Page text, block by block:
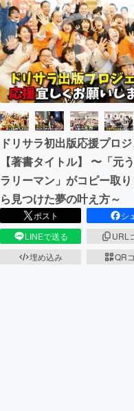
アート・写真
テクノロジー
映像・映画
ビジネス・起業
まちづくり・
CAMPFIRE for
CAMPFIREふるさ
ドリサラ初出版応援プロ
【著書タイトル】 〜「元
ラリーマン」がコピー取
ら見つけた夢の叶え方～
ポスト
シ
LINEで送る
URL
埋め込み
QR